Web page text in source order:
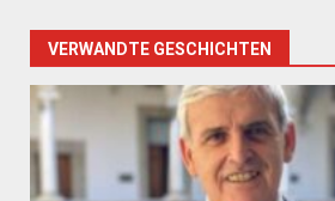
VERWANDTE GESCHICHTEN